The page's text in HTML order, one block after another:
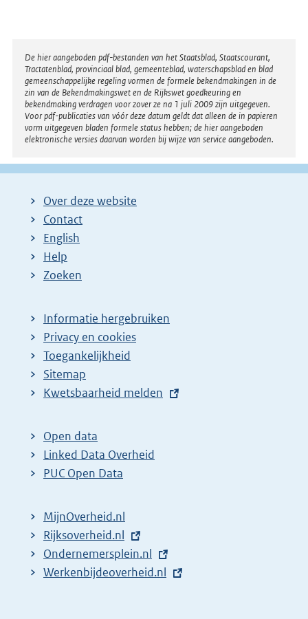
Disclaimer
De hier aangeboden pdf-bestanden van het Staatsblad, Staatscourant,
Tractatenblad, provinciaal blad, gemeenteblad, waterschapsblad en blad
gemeenschappelijke regeling vormen de formele bekendmakingen in de
zin van de Bekendmakingswet en de Rijkswet goedkeuring en
bekendmaking verdragen voor zover ze na 1 juli 2009 zijn uitgegeven.
Voor pdf-publicaties van vóór deze datum geldt dat alleen de in papieren
vorm uitgegeven bladen formele status hebben; de hier aangeboden
elektronische versies daarvan worden bij wijze van service aangeboden.
Over deze website
Contact
English
Help
Zoeken
Informatie hergebruiken
Privacy en cookies
Toegankelijkheid
Sitemap
E
t
e
r
l
i
n
k
Kwetsbaarheid melden
Open data
Linked Data Overheid
PUC Open Data
MijnOverheid.nl
E
x
t
Rijksoverheid.nl
E
x
Ondernemersplein.nl
E
Werkenbijdeoverheid.nl